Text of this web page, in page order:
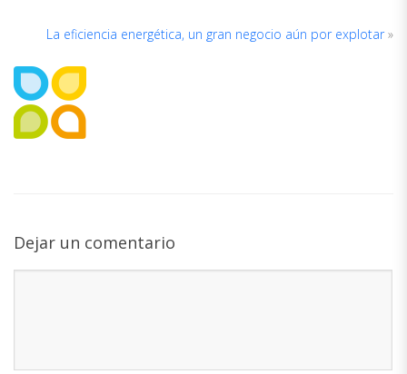
La eficiencia energética, un gran negocio aún por explotar»
ACERCA
Dejar un comentario